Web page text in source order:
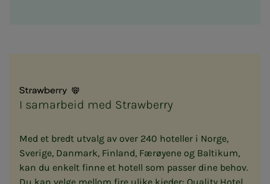
I samarbeid med Strawberry
Med et bredt utvalg av over 240 hoteller i Norge,
Sverige, Danmark, Finland, Færøyene og Baltikum,
kan du enkelt finne et hotell som passer dine behov.